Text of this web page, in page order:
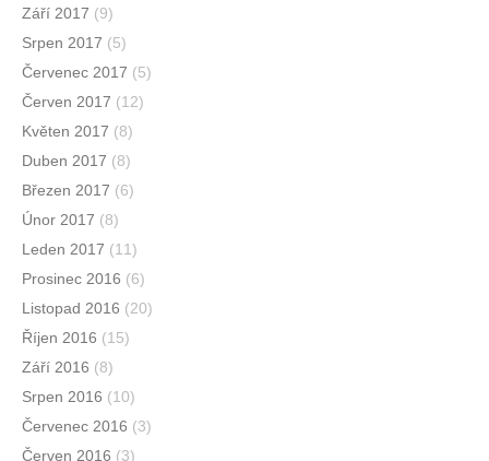
Září 2017 (9)
Srpen 2017 (5)
Červenec 2017 (5)
Červen 2017 (12)
Květen 2017 (8)
Duben 2017 (8)
Březen 2017 (6)
Únor 2017 (8)
Leden 2017 (11)
Prosinec 2016 (6)
Listopad 2016 (20)
Říjen 2016 (15)
Září 2016 (8)
Srpen 2016 (10)
Červenec 2016 (3)
Červen 2016 (3)